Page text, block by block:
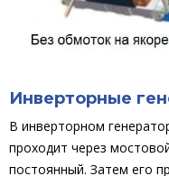
Инверторные
В инверторном
проходит через
постоянный. Затем его